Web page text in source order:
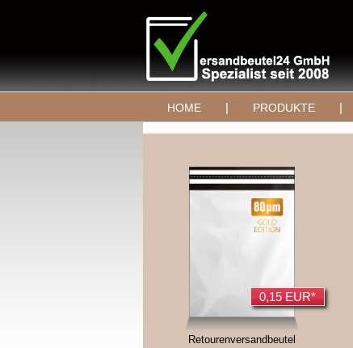
HOME | PRODUKTE |
0,15 EUR*
Retourenversandbeutel